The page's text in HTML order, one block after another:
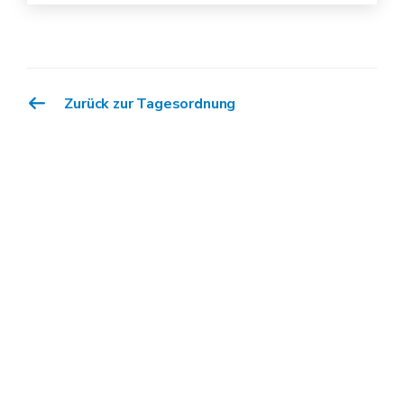
Zurück zur Tagesordnung